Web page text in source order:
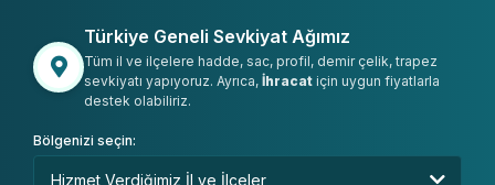
Türkiye Geneli Sevkiyat Ağımız
Tüm il ve ilçelere hadde, sac, profil, demir çelik, trapez
sevkiyatı yapıyoruz. Ayrıca, İhracat için uygun fiyatlarla
destek olabiliriz.
Bölgenizi seçin: